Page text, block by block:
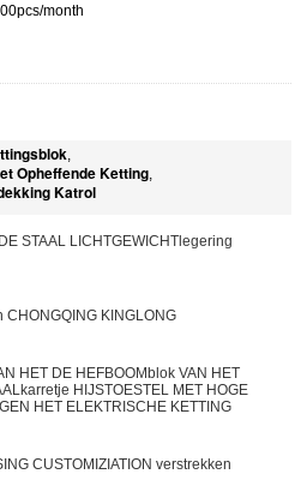
month
,
Opheffende Ketting,
Katrol
STAAL LICHTGEWICHTlegering
KINGLONG
HET DE HEFBOOMblok VAN HET
HIJSTOESTEL MET HOGE
HET ELEKTRISCHE KETTING
CUSTOMIZIATION verstrekken